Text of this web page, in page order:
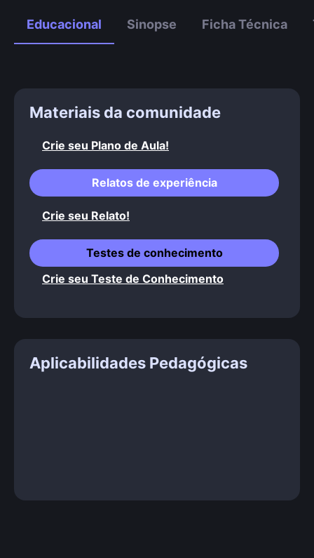
Educacional Sinopse Ficha Técnica
Materiais da comunidade
Crie seu Plano de Aula!
Relatos de experiência
Crie seu Relato!
Testes de conhecimento
Crie seu Teste de Conhecimento
Aplicabilidades Pedagógicas